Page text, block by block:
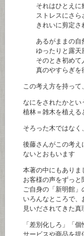
それはひとえに癒し
ストレスにさらさ
きれいに剪定された
あるがままの自然
ゆったりと露天風
そのとき初めて人
真のやすらぎを得
この考え方を持って、
なにをされたかとい
植林＝雑木を植えると
そろった木ではなく、
後藤さんがこの考え
ないとおもいます
本著の中にもありま
お客様の声をずっと
ご自身の「新明館」
いろんなところで、
見いだされてきた真
「差別化しろ」「個
サービスや商品を提